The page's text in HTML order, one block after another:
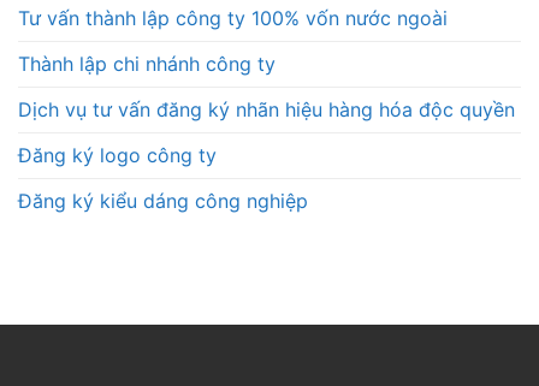
Tư vấn thành lập công ty 100% vốn nước ngoài
Thành lập chi nhánh công ty
Dịch vụ tư vấn đăng ký nhãn hiệu hàng hóa độc quyền
Đăng ký logo công ty
Đăng ký kiểu dáng công nghiệp